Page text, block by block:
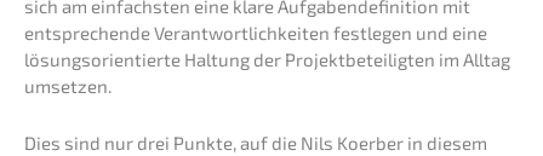
sich am einfachs­ten eine klare Aufga­ben­de­fi­ni­ti­on mit
entspre­chen­de Verant­wort­lich­kei­ten festle­gen und eine
lösungs­ori­en­tier­te Haltung der Projekt­be­tei­lig­ten im Alltag
umsetzen.
Dies sind nur drei Punkte, auf die Nils Koerber in diesem